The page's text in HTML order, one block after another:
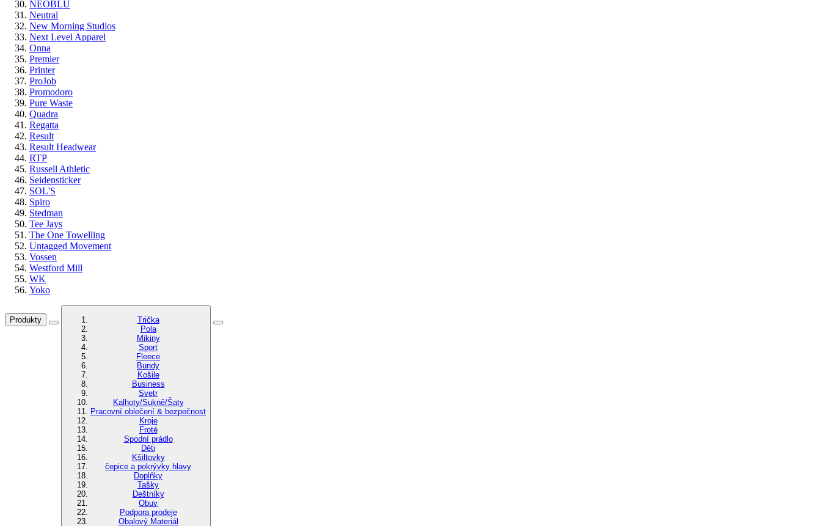
NEOBLU
Neutral
New Morning Studios
Next Level Apparel
Onna
Premier
Printer
ProJob
Promodoro
Pure Waste
Quadra
Regatta
Result
Result Headwear
RTP
Russell Athletic
Seidensticker
SOL'S
Spiro
Stedman
Tee Jays
The One Towelling
Untagged Movement
Vossen
Westford Mill
WK
Yoko
Produkty
Trička
Pola
Mikiny
Sport
Fleece
Bundy
Košile
Business
Svetr
Kalhoty/Sukně/Šaty
Pracovní oblečení & bezpečnost
Kroje
Froté
Spodní prádlo
Děti
Kšiltovky
čepice a pokrývky hlavy
Doplňky
Tašky
Deštníky
Obuv
Podpora prodeje
Obalový Materiál